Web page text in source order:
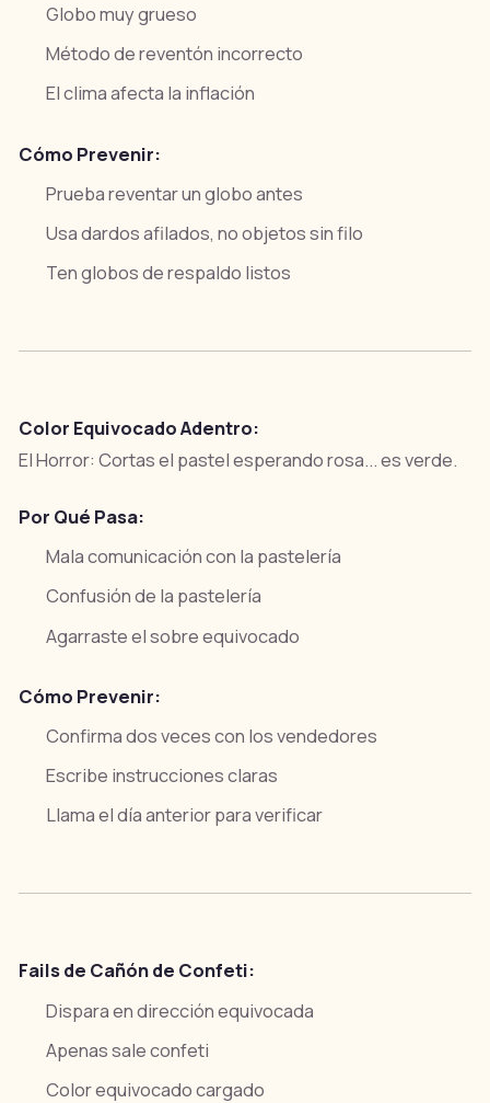
Globo muy grueso
Método de reventón incorrecto
El clima afecta la inflación
Cómo Prevenir:
Prueba reventar un globo antes
Usa dardos afilados, no objetos sin filo
Ten globos de respaldo listos
Color Equivocado Adentro:
El Horror: Cortas el pastel esperando rosa... es verde.
Por Qué Pasa:
Mala comunicación con la pastelería
Confusión de la pastelería
Agarraste el sobre equivocado
Cómo Prevenir:
Confirma dos veces con los vendedores
Escribe instrucciones claras
Llama el día anterior para verificar
Fails de Cañón de Confeti:
Dispara en dirección equivocada
Apenas sale confeti
Color equivocado cargado